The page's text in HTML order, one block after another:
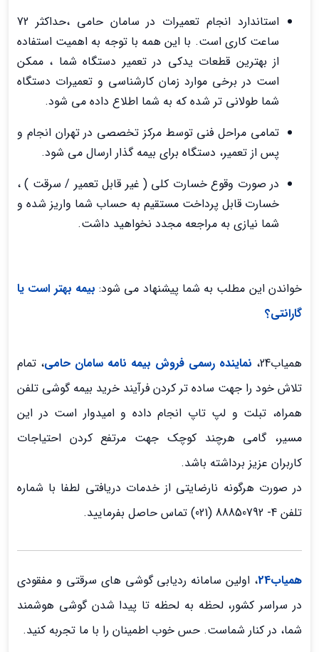
استاندارد انجام تعمیرات در سامان حامی ،حداکثر 72
ساعت کاری است. با این همه با توجه به اهمیت استفاده
از بهترین قطعات یدکی در تعمیر دستگاه شما ، ممکن
است در برخی موارد زمان کارشناسی و تعمیرات دستگاه
شما طولانی تر شده که به شما اطلاع داده می شود.
ﺗﻤﺎﻣﯽ ﻣﺮاﺣﻞ ﻓﻨﯽ ﺗﻮﺳﻂ ﻣﺮﮐﺰ ﺗﺨﺼﺼﯽ در ﺗﻬﺮان اﻧﺠﺎم و
ﭘﺲ از ﺗﻌﻤﯿﺮ، دﺳﺘﮕﺎه ﺑﺮاي ﺑﯿﻤﻪ ﮔﺬار ارﺳﺎل ﻣﯽ ﺷﻮد.
در صورت وقوع خسارت کلی ( غیر قابل تعمیر / سرقت ) ،
خسارت قابل پرداخت مستقیم به حساب شما واریز شده و
شما نیازی به مراجعه مجدد نخواهید داشت.
خواندن این مطلب به شما پیشنهاد می شود: بیمه بهتر است یا
گارانتی؟
همیاب24، نماینده رسمی فروش بیمه نامه سامان حامی، تمام
تلاش خود را جهت ساده تر کردن فرآیند خرید بیمه گوشی تلفن
همراه، تبلت و لپ تاپ انجام داده و امیدوار است در این
مسیر، گامی هرچند کوچک جهت مرتفع کردن احتیاجات
کاربران عزیز برداشته باشد.
در صورت هرگونه نارضایتی از خدمات دریافتی لطفا با شماره
تلفن 4- 88850792 (021) تماس حاصل بفرمایید.
همیاب24
، اولین سامانه ردیابی گوشی های سرقتی و مفقودی
در سراسر کشور، لحظه به لحظه تا پیدا شدن گوشی هوشمند
شما، در کنار شماست. حس خوب اطمینان را با ما تجربه کنید.